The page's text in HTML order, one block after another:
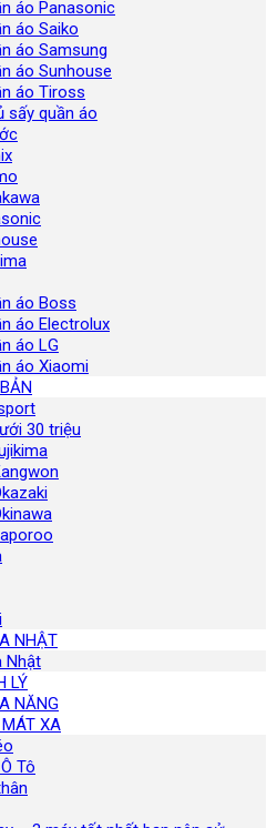
áo Panasonic
áo Saiko
áo Samsung
áo Sunhouse
áo Tiross
sấy quần áo
áo Boss
áo Electrolux
áo LG
áo Xiaomi
30 triệu
NHẬT
Nhật
LÝ
NĂNG
XA
Tô